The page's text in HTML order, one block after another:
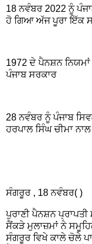
18 ਨਵੰਬਰ 2022 ਨੂੰ
ਹੋ ਗਿਆ ਅੱਜ ਪੂਰਾ ਇੱਕ
1972 ਦੇ ਪੈਨਸ਼ਨ
ਪੰਜਾਬ ਸਰਕਾਰ
28 ਨਵੰਬਰ ਨੂੰ ਪੰਜਾਬ
ਹਰਪਾਲ ਸਿੰਘ ਚੀਮਾ
ਸੰਗਰੂਰ , 18 ਨਵੰਬਰ( )
ਪੁਰਾਣੀ ਪੈਨਸ਼ਨ
ਸੈਂਕੜੇ ਮੁਲਾਜ਼ਮਾਂ ਨੇ
ਸੰਗਰੂਰ ਵਿਖੇ ਕਾਲੇ ਚੋਲੇ